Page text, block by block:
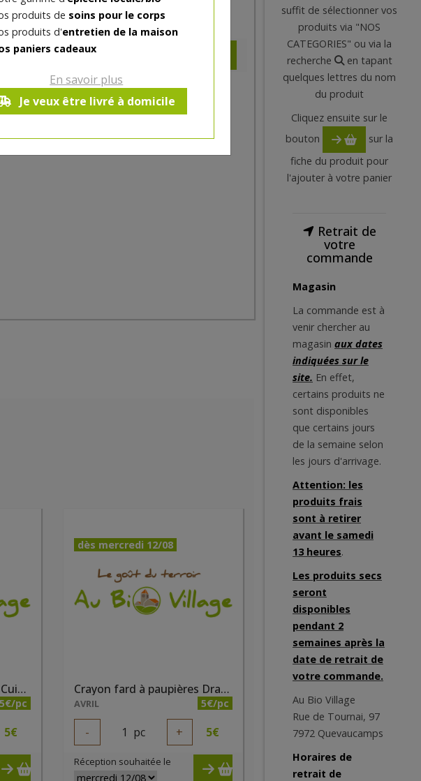
produits de soins pour le corps
produits d'entretien de la maison
paniers cadeaux
En savoir plus
Je veux être livré à domicile
1 pc +
le
Crayon fard à paupières Cuivré irisé bio
5€/pc
5€
dès mercredi 12/08
Crayon fard à paupières Dragée nacré bio
AVRIL 5€/pc
- 1 pc + 5€
Réception souhaitée le
suffit de sélectionner vos
produits via "NOS
CATEGORIES" ou via la
recherche
en tapant
quelques lettres du nom
du produit
Cliquez ensuite sur le
bouton
sur la
fiche du produit pour
l'ajouter à votre panier
Retrait de
votre
commande
Magasin
La commande est à
venir chercher au
magasin aux dates
indiquées sur le
site. En effet,
certains produits ne
sont disponibles
que certains jours
de la semaine selon
les jours d'arrivage.
Attention: les
produits frais
sont à retirer
avant le samedi
13 heures.
Les produits secs
seront
disponibles
pendant 2
semaines après la
date de retrait de
votre commande.
Au Bio Village
Rue de Tournai, 97
7972 Quevaucamps
Horaires de
retrait de